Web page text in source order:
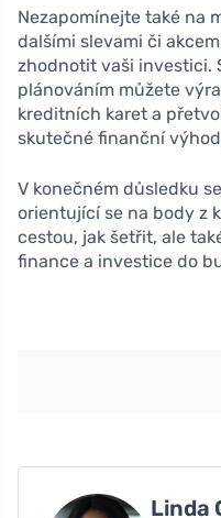
Nezapomínejte také na
dalšími slevami či
zhodnotit vaši investici.
plánováním můžete
kreditních karet a
skutečné finanční
V konečném důsledku
orientující se na body z
cestou, jak šetřit, ale
finance a investice do
Linda